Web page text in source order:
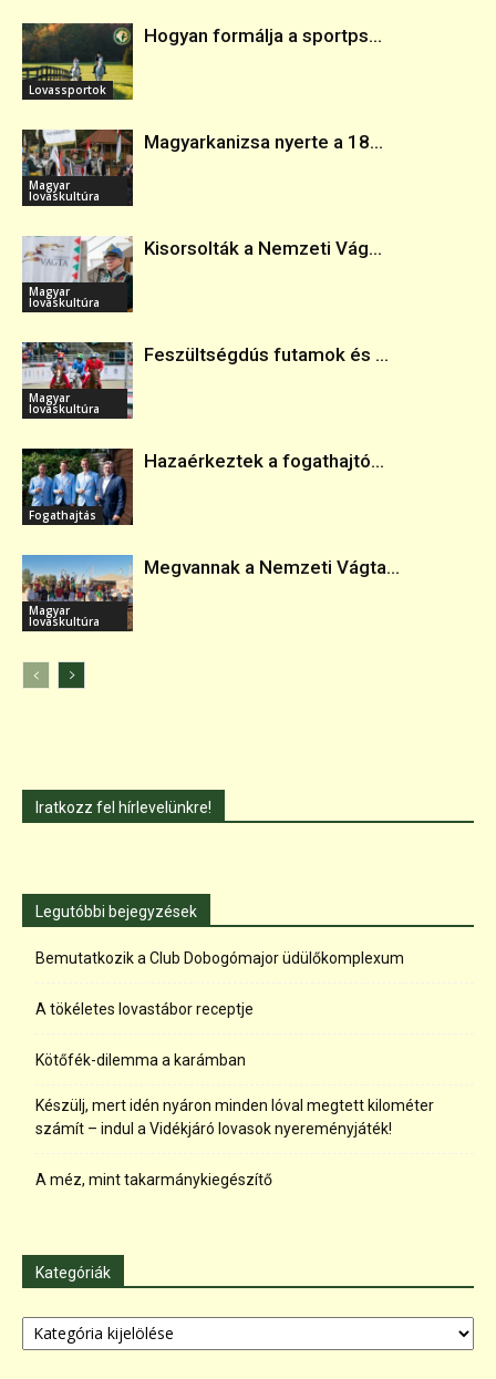
Lovassportok
Hogyan formálja a sportps...
Magyar
lovaskultúra
Magyarkanizsa nyerte a 18...
Magyar
lovaskultúra
Kisorsolták a Nemzeti Vág...
Magyar
lovaskultúra
Feszültségdús futamok és ...
Fogathajtás
Hazaérkeztek a fogathajtó...
Magyar
lovaskultúra
Megvannak a Nemzeti Vágta...
Iratkozz fel hírlevelünkre!
Legutóbbi bejegyzések
Bemutatkozik a Club Dobogómajor üdülőkomplexum
A tökéletes lovastábor receptje
Kötőfék-dilemma a karámban
Készülj, mert idén nyáron minden lóval megtett kilométer
számít – indul a Vidékjáró lovasok nyereményjáték!
A méz, mint takarmánykiegészítő
Kategóriák
Kategóriák